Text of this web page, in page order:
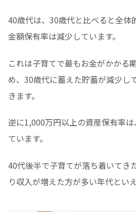
40歳代は、30歳代と比べると全体
金額保有率は減少しています。
これは子育てで最もお金がかかる
め、30歳代に蓄えた貯蓄が減少し
きます。
逆に1,000万円以上の資産保有率
ています。
40代後半で子育てが落ち着いてき
り収入が増えた方が多い年代とい